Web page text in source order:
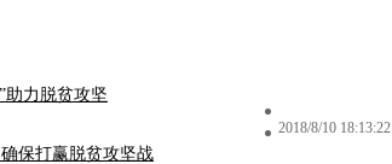
助力脱贫攻坚
2018/8/10 18:13:22
保打赢脱贫攻坚战